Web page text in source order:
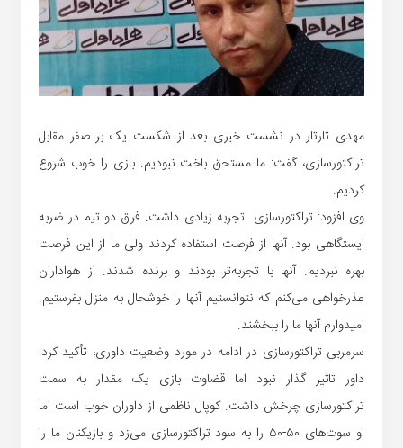
مهدی تارتار در نشست خبری بعد از شکست یک بر صفر مقابل
تراکتورسازی، گفت: ما مستحق باخت نبودیم. بازی را خوب شروع
کردیم.
وی افزود: تراکتورسازی ‌ تجربه زیادی داشت. فرق دو تیم در ضربه
ایستگاهی بود. آنها از فرصت استفاده کردند ولی ما از این فرصت
بهره نبردیم. آنها با تجربه‌تر بودند و برنده شدند. از هواداران
عذرخواهی می‌کنم که نتوانستیم آنها را خوشحال به منزل بفرستیم.
امیدوارم آنها ما را ببخشند.
سرمربی تراکتورسازی در ادامه در مورد وضعیت داوری، تأکید کرد:
داور تاثیر گذار نبود اما قضاوت بازی یک مقدار به سمت
تراکتورسازی چرخش داشت. کوپال ناظمی از داوران خوب است اما
او سوت‌های ۵۰-۵۰ را به سود تراکتورسازی می‌زد و بازیکنان ما را